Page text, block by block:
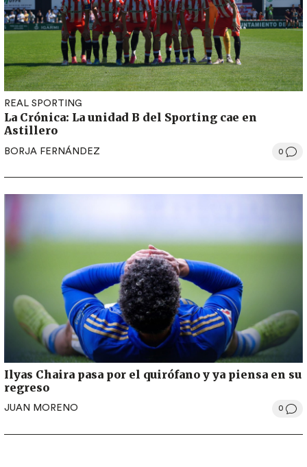
REAL SPORTING
La Crónica: La unidad B del Sporting cae en
Astillero
BORJA FERNÁNDEZ 0
Ilyas Chaira pasa por el quirófano y ya piensa en su
regreso
JUAN MORENO 0